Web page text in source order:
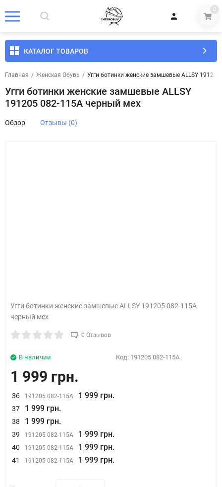
0
КАТАЛОГ ТОВАРОВ
Главная / Женская Обувь / Угги ботинки женские замшевые ALLSY
Угги ботинки женские замшевые ALLSY
191205 082-115A черный мех
Обзор Отзывы (0)
Угги ботинки женские замшевые ALLSY 191205 082-115A
черный мех
0 Отзывов
В наличии Код: 191205 082-115A
1 999 грн.
36 191205 082-115A 1 999 грн.
37 1 999 грн.
38 1 999 грн.
39 191205 082-115A 1 999 грн.
40 191205 082-115A 1 999 грн.
41 191205 082-115A 1 999 грн.